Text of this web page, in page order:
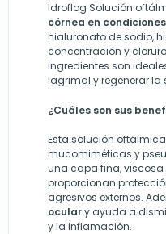
Idroflog Solución
córnea en
hialuronato de sodio,
concentración y
ingredientes son
lagrimal y regenerar la
¿Cuáles son sus
Esta solución
mucomiméticas y
una capa fina, viscosa
proporcionan
agresivos externos.
oculary ayuda a
y la inflamación.